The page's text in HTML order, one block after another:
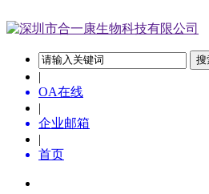
搜
|
OA在线
|
企业邮箱
|
首页